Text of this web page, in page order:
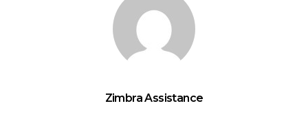
Zimbra Assistance